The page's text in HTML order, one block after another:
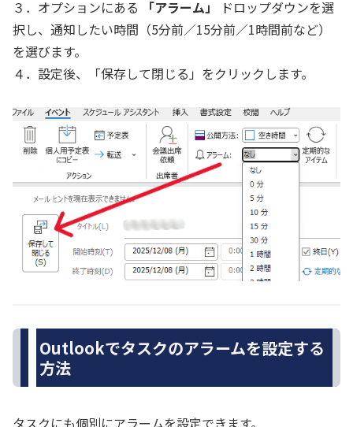
３．オプションにある
「アラーム」
ドロップダウンを選
択し、通知したい時間（5分前／15分前／1時間前など）
を選びます。
４．設定後、「保存して閉じる」をクリックします。
Outlookでタスクのアラームを設定する
方法
タスクにも個別にアラームを設定できます。